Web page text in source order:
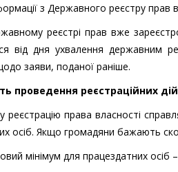
з Державного реєстру
реєстрі прав вже
від дня ухвалення державним
заяви, поданої раніше.
проведення реєстраційних
реєстрацію права власності
осіб. Якщо громадяни бажають
мінімум для працездатних осіб